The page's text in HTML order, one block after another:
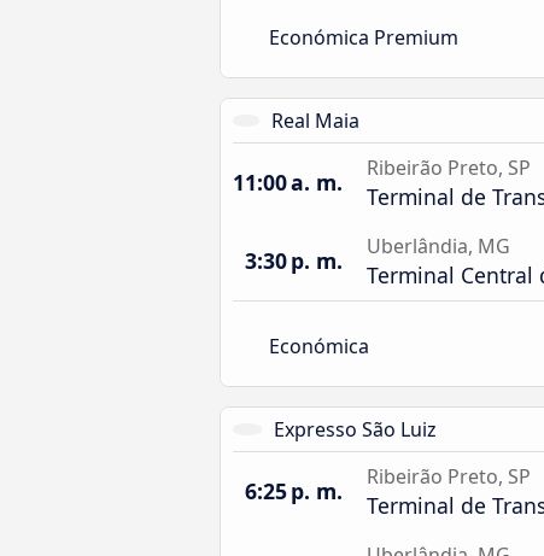
Económica Premium
Real Maia
11:00 a. m. Ribeirão Preto, SP
Terminal de
3:30 p. m. Uberlândia, MG
Terminal Central
Económica
Expresso São Luiz
6:25 p. m. Ribeirão Preto, SP
Terminal de